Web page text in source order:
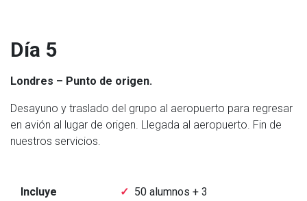
Día 5
Londres – Punto de origen.
Desayuno y traslado del grupo al aeropuerto para regresar
en avión al lugar de origen. Llegada al aeropuerto. Fin de
nuestros servicios.
Incluye
50 alumnos + 3